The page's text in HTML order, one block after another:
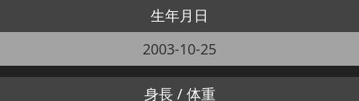
生年月日
2003-10-25
身長 / 体重